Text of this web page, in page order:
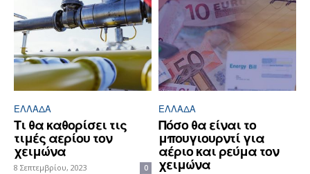
ΕΛΛΆΔΑ
Τι θα καθορίσει τις
τιμές αερίου τον
χειμώνα
8 Σεπτεμβρίου, 2023 0
ΕΛΛΆΔΑ
Πόσο θα είναι το
μπουγιουρντί για
αέριο και ρεύμα τον
χειμώνα